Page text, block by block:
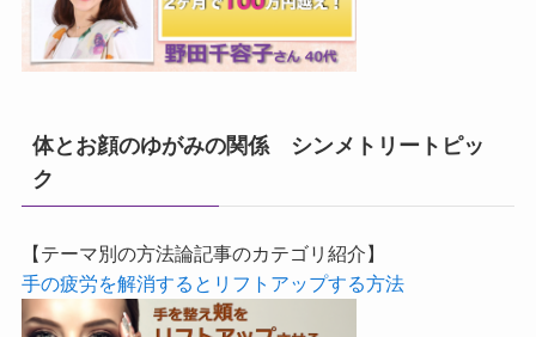
体とお顔のゆがみの関係 シンメトリートピッ
ク
【テーマ別の方法論記事のカテゴリ紹介】
手の疲労を解消するとリフトアップする方法